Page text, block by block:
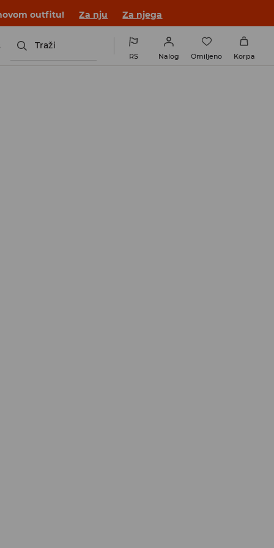
outfitu! Za nju Za njega
Traži
RS Nalog Omiljeno Korpa